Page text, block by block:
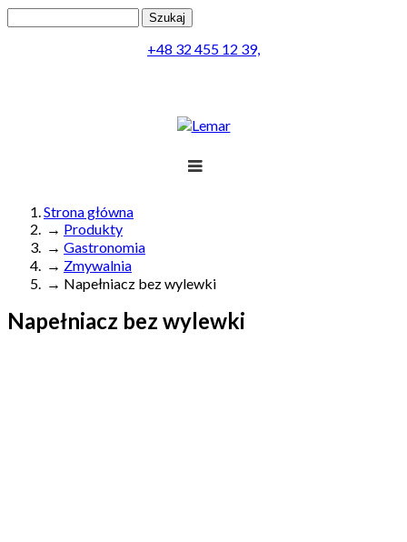
Formularz wyszukiwania
+48 32 455 12 39,
Realizacja
Obsługa
Jesteś tutaj
Strona główna
→ Produkty
→ Gastronomia
→ Zmywalnia
→ Napełniacz bez wylewki
Napełniacz bez wylewki